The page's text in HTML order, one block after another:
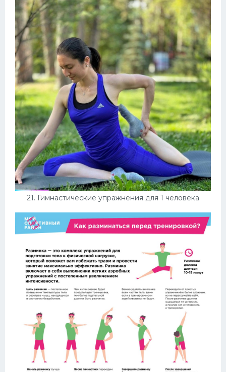
21. Гимнастические упражнения для 1 человека